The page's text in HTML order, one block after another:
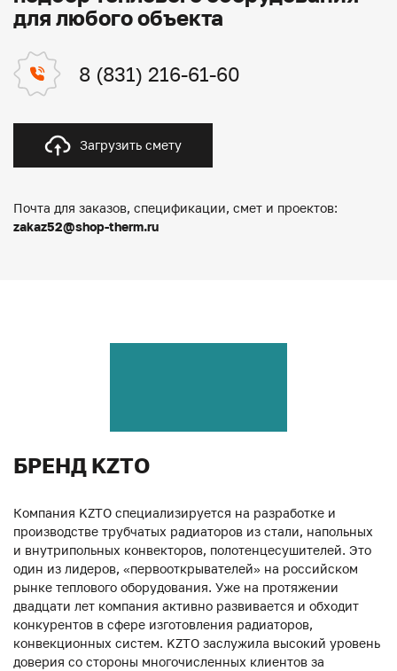
для любого объекта
8 (831) 216-61-60
Загрузить смету
Почта для заказов, спецификации, смет и проектов:
zakaz52@shop-therm.ru
БРЕНД KZTO
Компания KZTO специализируется на разработке и
производстве трубчатых радиаторов из стали, напольных
и внутрипольных конвекторов, полотенцесушителей. Это
один из лидеров, «первооткрывателей» на российском
рынке теплового оборудования. Уже на протяжении
двадцати лет компания активно развивается и обходит
конкурентов в сфере изготовления радиаторов,
конвекционных систем. KZTO заслужила высокий уровень
доверия со стороны многочисленных клиентов за